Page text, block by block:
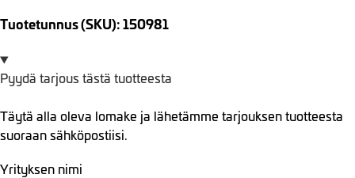
Tuotetunnus (SKU): 150981
Pyydä tarjous tästä tuotteesta
Täytä alla oleva lomake ja lähetämme tarjouksen tuotteesta
suoraan sähköpostiisi.
Yrityksen nimi